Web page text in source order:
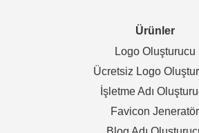
Ürünler
Logo Oluşturucu
Ücretsiz Logo
İşletme Adı
Favicon Jeneratör